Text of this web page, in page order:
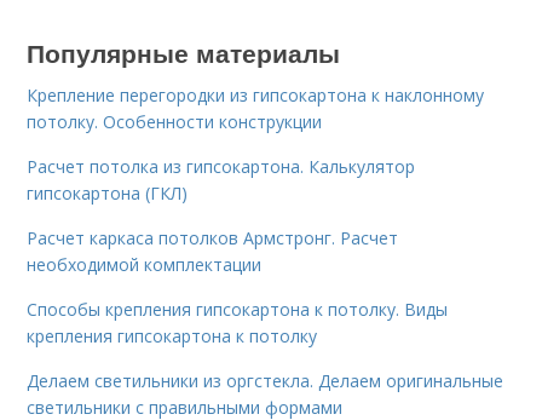
Популярные материалы
Крепление перегородки из гипсокартона к наклонному
потолку. Особенности конструкции
Расчет потолка из гипсокартона. Калькулятор
гипсокартона (ГКЛ)
Расчет каркаса потолков Армстронг. Расчет
необходимой комплектации
Способы крепления гипсокартона к потолку. Виды
крепления гипсокартона к потолку
Делаем светильники из оргстекла. Делаем оригинальные
светильники с правильными формами